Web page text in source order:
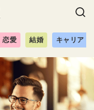
恋愛 結婚 キャリア